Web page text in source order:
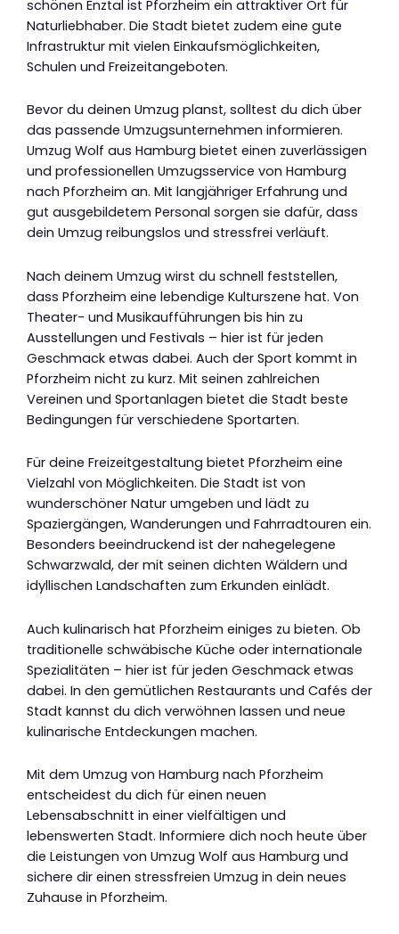
schönen Enztal ist Pforzheim ein attraktiver Ort für
Naturliebhaber. Die Stadt bietet zudem eine gute
Infrastruktur mit vielen Einkaufsmöglichkeiten,
Schulen und Freizeitangeboten.
Bevor du deinen Umzug planst, solltest du dich über
das passende Umzugsunternehmen informieren.
Umzug Wolf aus Hamburg bietet einen zuverlässigen
und professionellen Umzugsservice von Hamburg
nach Pforzheim an. Mit langjähriger Erfahrung und
gut ausgebildetem Personal sorgen sie dafür, dass
dein Umzug reibungslos und stressfrei verläuft.
Nach deinem Umzug wirst du schnell feststellen,
dass Pforzheim eine lebendige Kulturszene hat. Von
Theater- und Musikaufführungen bis hin zu
Ausstellungen und Festivals – hier ist für jeden
Geschmack etwas dabei. Auch der Sport kommt in
Pforzheim nicht zu kurz. Mit seinen zahlreichen
Vereinen und Sportanlagen bietet die Stadt beste
Bedingungen für verschiedene Sportarten.
Für deine Freizeitgestaltung bietet Pforzheim eine
Vielzahl von Möglichkeiten. Die Stadt ist von
wunderschöner Natur umgeben und lädt zu
Spaziergängen, Wanderungen und Fahrradtouren ein.
Besonders beeindruckend ist der nahegelegene
Schwarzwald, der mit seinen dichten Wäldern und
idyllischen Landschaften zum Erkunden einlädt.
Auch kulinarisch hat Pforzheim einiges zu bieten. Ob
traditionelle schwäbische Küche oder internationale
Spezialitäten – hier ist für jeden Geschmack etwas
dabei. In den gemütlichen Restaurants und Cafés der
Stadt kannst du dich verwöhnen lassen und neue
kulinarische Entdeckungen machen.
Mit dem Umzug von Hamburg nach Pforzheim
entscheidest du dich für einen neuen
Lebensabschnitt in einer vielfältigen und
lebenswerten Stadt. Informiere dich noch heute über
die Leistungen von Umzug Wolf aus Hamburg und
sichere dir einen stressfreien Umzug in dein neues
Zuhause in Pforzheim.